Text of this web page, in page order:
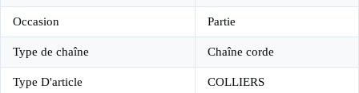
Occasion Partie
Type de chaîne Chaîne corde
Type D'article COLLIERS